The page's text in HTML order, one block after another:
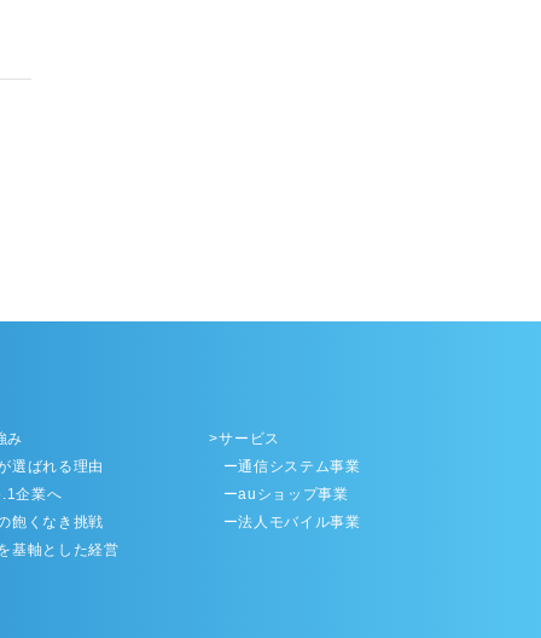
み
選ばれる理由
企業へ
飽くなき挑戦
基軸とした経営
サービス
ー通信システム事業
ーauショップ事業
ー法人モバイル事業